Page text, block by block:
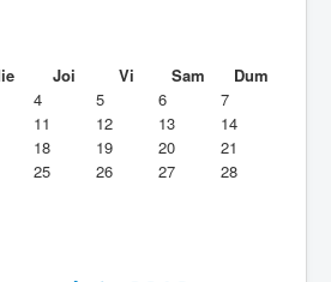
Joi Vi Sam
Dum
4 5 6
7
11 12 13
14
18 19 20
21
25 26 27
28